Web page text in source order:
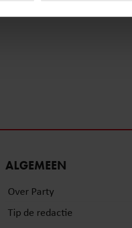
en advertenties te
ALGEMEEN
Over Party
Tip de redactie